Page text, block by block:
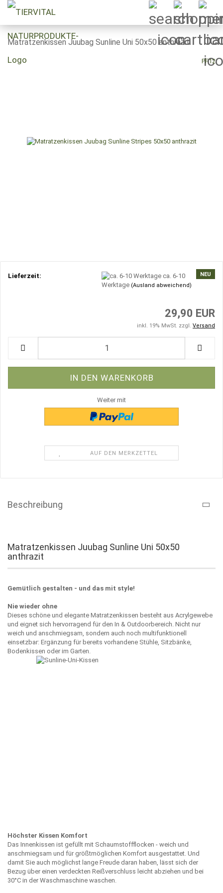
Matratzenkissen Juubag Sunline Uni 50x50 anthrazit
PF12
NEU
Lieferzeit:
ca. 6-10
Werktage (Ausland abweichend)
29,90 EUR
inkl. 19% MwSt. zzgl. Versand
Weiter mit
AUF DEN MERKZETTEL
Beschreibung
Matratzenkissen Juubag Sunline Uni 50x50
anthrazit
Gemütlich gestalten - und das mit style!
Nie wieder ohne
Dieses schöne und elegante Matratzenkissen besteht aus Acrylgewebe
und eignet sich hervorragend für den In & Outdoorbereich. Nicht nur
weich und anschmiegsam, sondern auch noch multifunktionell
einsetzbar: Ergänzung für bereits vorhandene Stühle, Sitzbänke,
Bodenkissen oder im Garten.
Höchster Kissen Komfort
Das Innenkissen ist gefüllt mit Schaumstoffflocken - weich und
anschmiegsam und für größtmöglichen Komfort ausgestattet. Und
damit Sie auch möglichst lange Freude daran haben, lässt sich der
Bezug über einen verdeckten Reißverschluss leicht abziehen und bei
30°C in der Waschmaschine waschen.